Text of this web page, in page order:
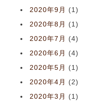
2020年9月
(1)
2020年8月
(1)
2020年7月
(4)
2020年6月
(4)
2020年5月
(1)
2020年4月
(2)
2020年3月
(1)